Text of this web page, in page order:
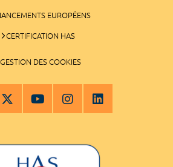
EUROPÉENS
CERTIFICATION HAS
GESTION DES COOKIES